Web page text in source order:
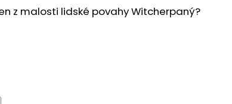
z malosti lidské povahy Witcherpaný?